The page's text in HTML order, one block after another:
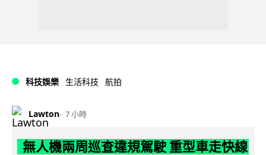
科技娛樂 生活科技 航拍
Lawton 7 小時
無人機兩周巡查違規駕駛 重型車走快線